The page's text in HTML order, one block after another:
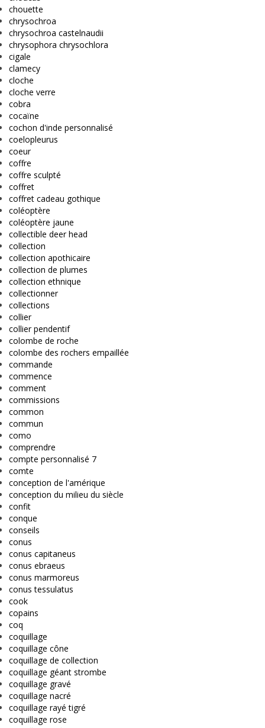
chouette
chrysochroa
chrysochroa castelnaudii
chrysophora chrysochlora
cigale
clamecy
cloche
cloche verre
cobra
cocaïne
cochon d'inde personnalisé
coelopleurus
coeur
coffre
coffre sculpté
coffret
coffret cadeau gothique
coléoptère
coléoptère jaune
collectible deer head
collection
collection apothicaire
collection de plumes
collection ethnique
collectionner
collections
collier
collier pendentif
colombe de roche
colombe des rochers empaillée
commande
commence
comment
commissions
common
commun
como
comprendre
compte personnalisé 7
comte
conception de l'amérique
conception du milieu du siècle
confit
conque
conseils
conus
conus capitaneus
conus ebraeus
conus marmoreus
conus tessulatus
cook
copains
coq
coquillage
coquillage cône
coquillage de collection
coquillage géant strombe
coquillage gravé
coquillage nacré
coquillage rayé tigré
coquillage rose